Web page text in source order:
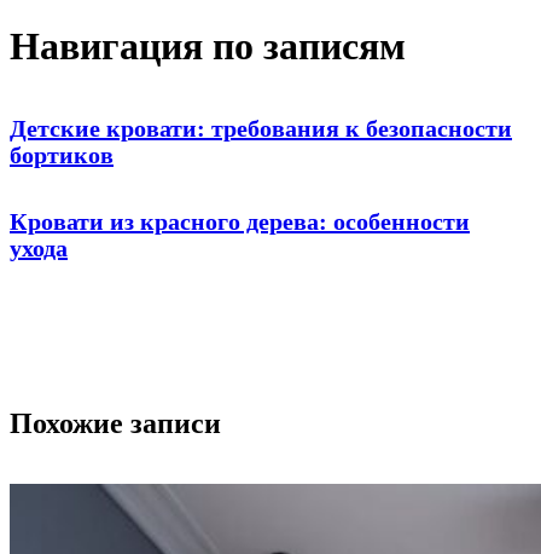
Навигация по записям
Детские кровати: требования к безопасности
бортиков
Кровати из красного дерева: особенности
ухода
Похожие записи